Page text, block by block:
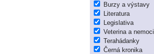
Burzy a výstavy
Literatura
Legislativa
Veterina a nemoci
Terahádanky
Černá kronika